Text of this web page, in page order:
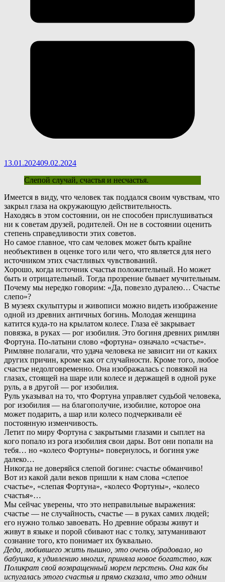
13.01.202409.02.2024
Слепой случай, счастья и несчастья.
Имеется в виду, что человек так поддался своим чувствам, что
закрыл глаза на окружающую действительность.
Находясь в этом состоянии, он не способен прислушиваться
ни к советам друзей, родителей. Он не в состоянии оценить
степень справедливости этих советов.
Но самое главное, что сам человек может быть крайне
необъективен в оценке того или чего, что является для него
источником этих счастливых чувствований.
Хорошо, когда источник счастья положительный. Но может
быть и отрицательный. Тогда прозрение бывает мучительным.
Почему мы нередко говорим: «Да, повезло дуралею… Счастье
слепо»?
В музеях скульптуры и живописи можно видеть изображение
одной из древних античных богинь. Молодая женщина
катится куда-то на крылатом колесе. Глаза её закрывает
повязка, в руках — рог изобилия. Это богиня древних римлян
Фортуна. По-латыни слово «фортуна» означало «счастье».
Римляне полагали, что удача человека не зависит ни от каких
других причин, кроме как от случайности. Кроме того, любое
счастье недолговременно. Она изображалась с повязкой на
глазах, стоящей на шаре или колесе и держащей в одной руке
руль, а в другой — рог изобилия.
Руль указывал на то, что Фортуна управляет судьбой человека,
рог изобилия — на благополучие, изобилие, которое она
может подарить, а шар или колесо подчеркивали её
постоянную изменчивость.
Летит по миру Фортуна с закрытыми глазами и сыплет на
кого попало из рога изобилия свои дары. Вот они попали на
тебя… но «колесо Фортуны» повернулось, и богиня уже
далеко…
Никогда не доверяйся слепой богине: счастье обманчиво!
Вот из какой дали веков пришли к нам слова «слепое
счастье», «слепая Фортуна», «колесо Фортуны», «колесо
счастья»…
Мы сейчас уверены, что это неправильные выражения:
счастье — не случайность, счастье — в руках самих людей;
его нужно только завоевать. Но древние образы живут и
живут в языке и порой сбивают нас с толку, затуманивают
сознание того, кто понимает их буквально.
Деда, любившего жить пышно, это очень обрадовало, но
бабушка, к удивлению многих, приняла новое богатство, как
Поликрат свой возвращенный морем перстень. Она как бы
испугалась этого счастья и прямо сказала, что это одним